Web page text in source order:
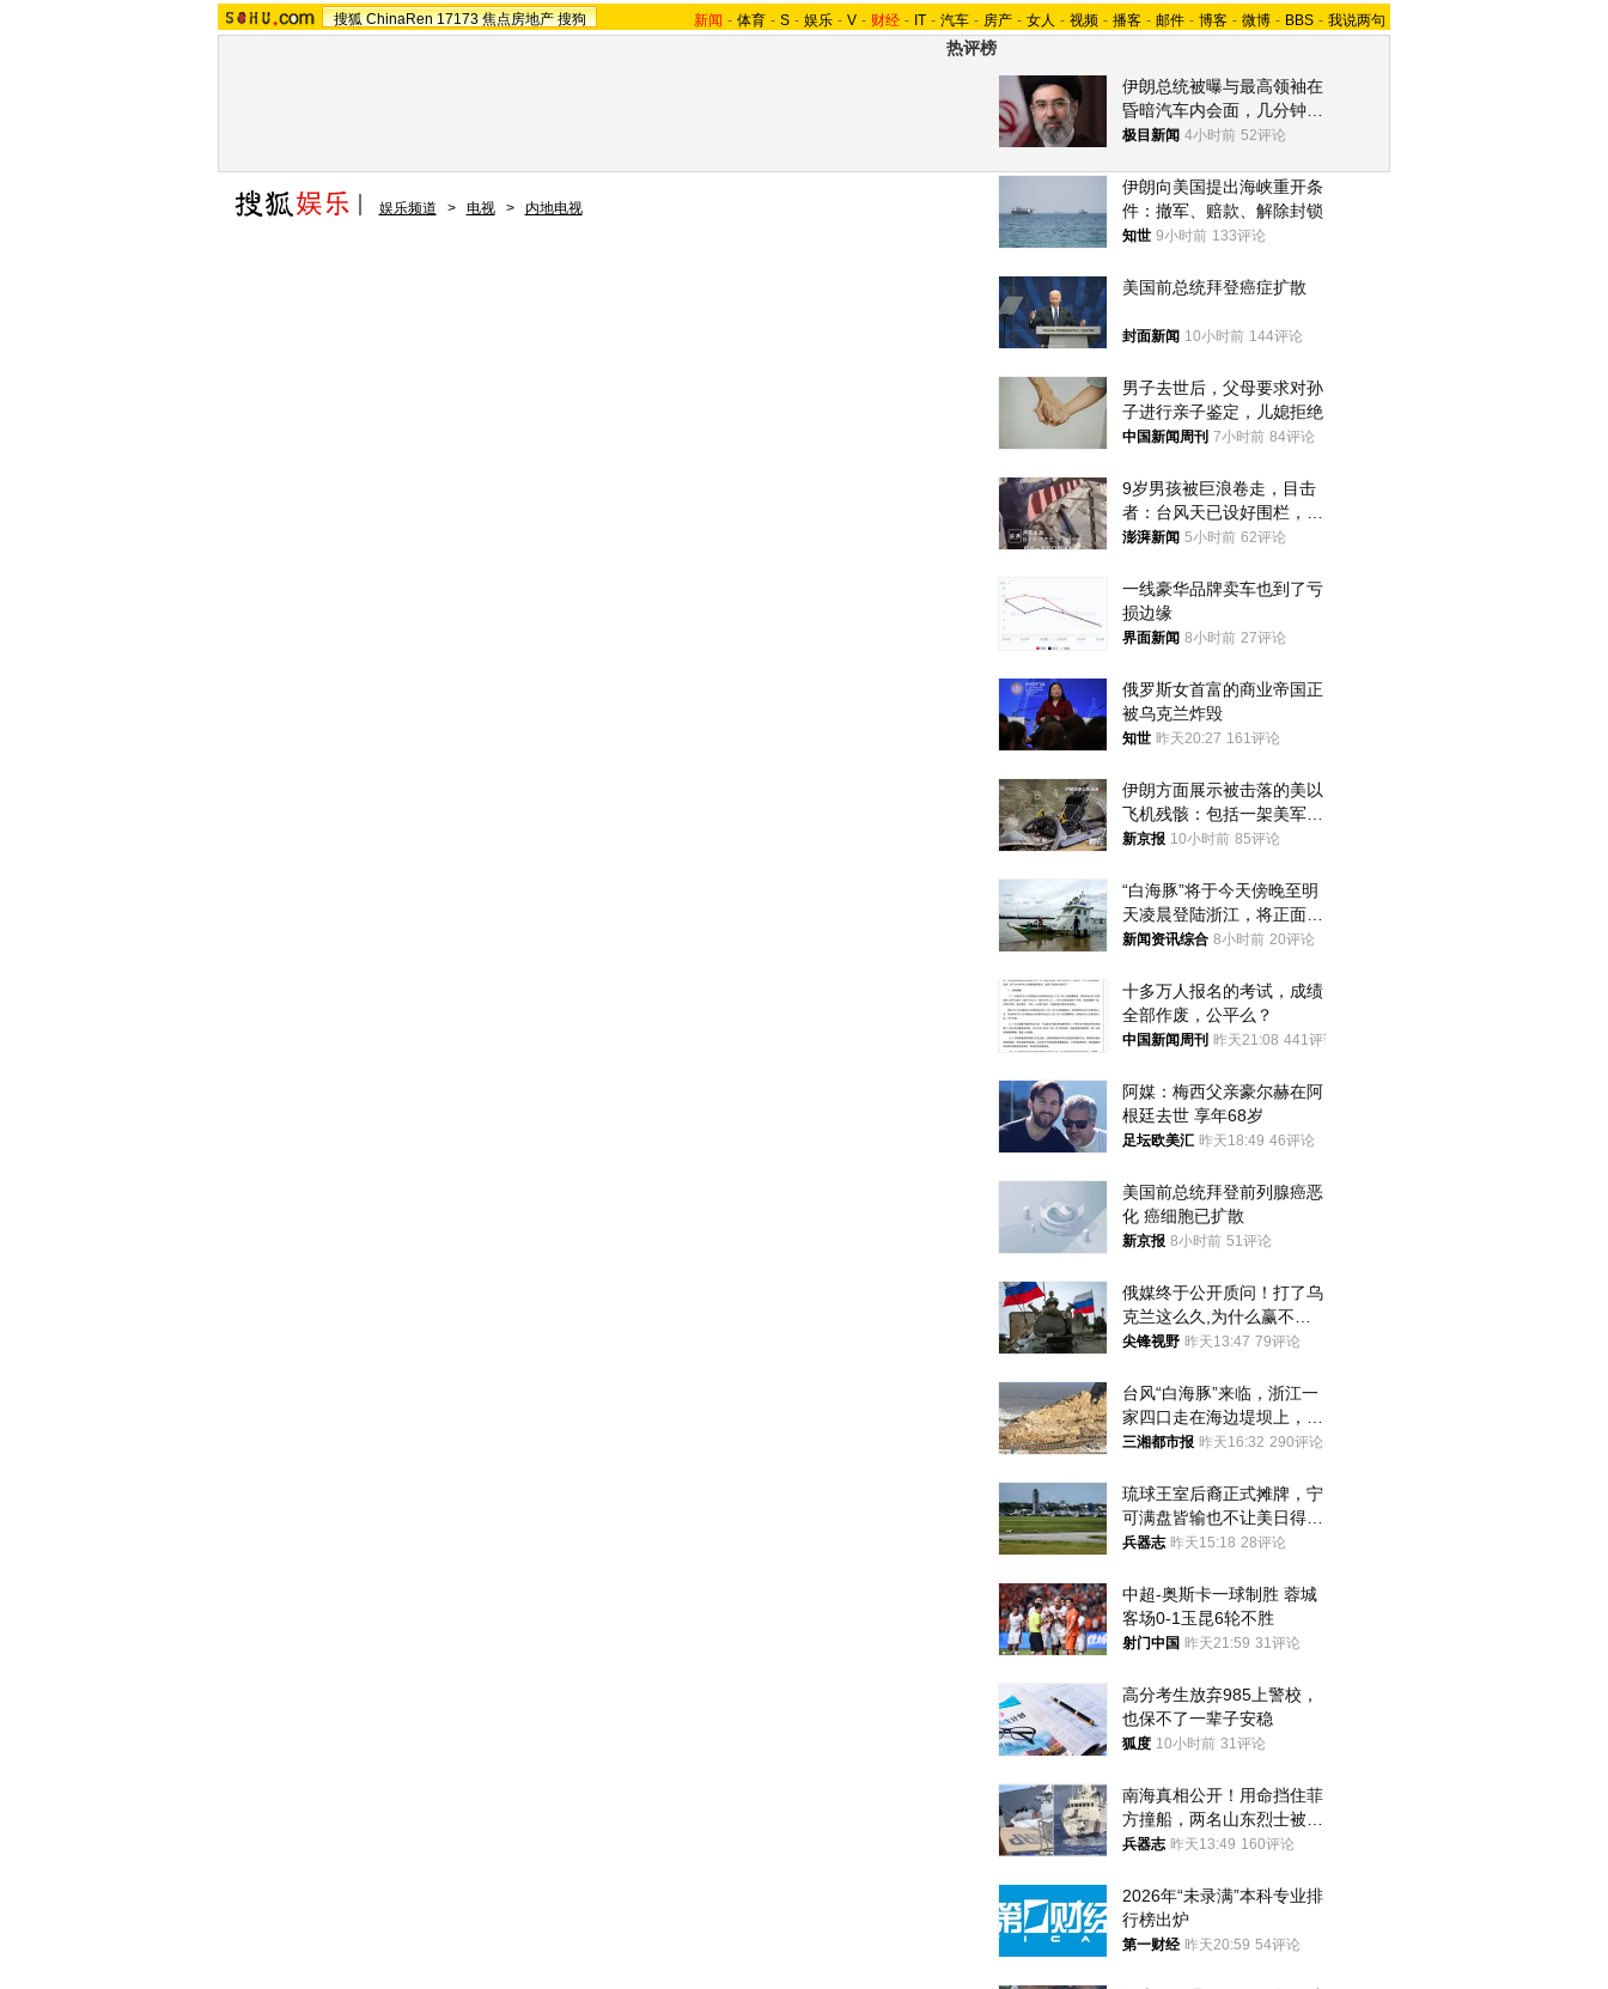
搜狐 ChinaRen 17173 焦点房地产 搜狗 新闻 - 体育 - S - 娱乐 - V - 财经 - IT - 汽车 - 房产 - 女人 - 视频 - 播客 - 邮件 - 博客 - 微博 - BBS - 我说两句
热评榜
伊朗总统被曝与最高领袖在
昏暗汽车内会面，几分钟里
只能靠声音交谈难辨真假
极目新闻 4小时前 52评论
伊朗向美国提出海峡重开条
件：撤军、赔款、解除封锁
知世 9小时前 133评论
美国前总统拜登癌症扩散
封面新闻 10小时前 144评论
男子去世后，父母要求对孙
子进行亲子鉴定，儿媳拒绝
中国新闻周刊 7小时前 84评论
9岁男孩被巨浪卷走，目击
者：台风天已设好围栏，一
家四口翻入时保安曾喊话劝
澎湃新闻 5小时前 62评论
一线豪华品牌卖车也到了亏
损边缘
界面新闻 8小时前 27评论
俄罗斯女首富的商业帝国正
被乌克兰炸毁
知世 昨天20:27 161评论
伊朗方面展示被击落的美以
飞机残骸：包括一架美军F-
15战斗机残骸以及多架无人
新京报 10小时前 85评论
“白海豚”将于今天傍晚至明
天凌晨登陆浙江，将正面袭
击、贯穿浙江
新闻资讯综合 8小时前 20评论
十多万人报名的考试，成绩
全部作废，公平么？
中国新闻周刊 昨天21:08 441评论
阿媒：梅西父亲豪尔赫在阿
根廷去世 享年68岁
足坛欧美汇 昨天18:49 46评论
美国前总统拜登前列腺癌恶
化 癌细胞已扩散
新京报 8小时前 51评论
俄媒终于公开质问！打了乌
克兰这么久,为什么赢不了?
答案令人沉默
尖锋视野 昨天13:47 79评论
台风“白海豚”来临，浙江一
家四口走在海边堤坝上，其
中9岁男孩被巨浪卷入海
三湘都市报 昨天16:32 290评论
琉球王室后裔正式摊牌，宁
可满盘皆输也不让美日得
逞，中国成关键
兵器志 昨天15:18 28评论
中超-奥斯卡一球制胜 蓉城
客场0-1玉昆6轮不胜
射门中国 昨天21:59 31评论
高分考生放弃985上警校，
也保不了一辈子安稳
狐度 10小时前 31评论
南海真相公开！用命挡住菲
方撞船，两名山东烈士被授
武警最高荣誉
兵器志 昨天13:49 160评论
2026年“未录满”本科专业排
行榜出炉
第一财经 昨天20:59 54评论
娱乐频道 > 电视 > 内地电视